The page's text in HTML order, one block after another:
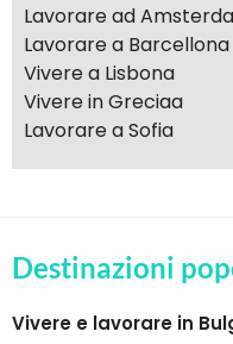
Lavorare ad
Lavorare a Barcellona
Vivere a Lisbona
Vivere in Greciaa
Lavorare a Sofia
Destinazioni
Vivere e lavorare in